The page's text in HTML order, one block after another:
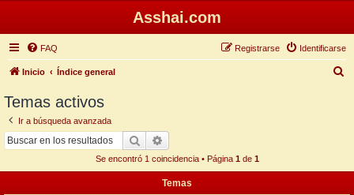
Asshai.com
FAQ Identificarse
Registrarse
Inicio Índice general
Temas activos
Ir a búsqueda avanzada
Buscar
Se encontró 1 coincidencia • Página 1de 1
Temas